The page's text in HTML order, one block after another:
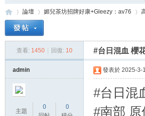
論壇
›
媚兒茶坊招牌好康+Gleezy：av76
›
查看: 1450 回復: 10 #台日混血 櫻
admin
主題
0
0
發表於 2025-3-
#台日混
#南部